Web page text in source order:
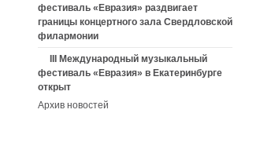
фестиваль «Евразия» раздвигает
границы концертного зала Свердловской
филармонии
III Международный музыкальный
фестиваль «Евразия» в Екатеринбурге
открыт
Архив новостей